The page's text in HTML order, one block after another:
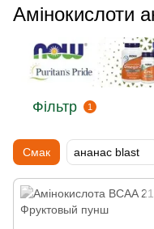
Амінокислоти
Фільтр 1
Смак ананас blast